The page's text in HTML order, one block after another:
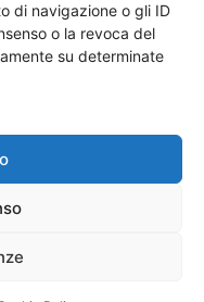
di navigazione o gli ID
o la revoca del
su determinate
managed by